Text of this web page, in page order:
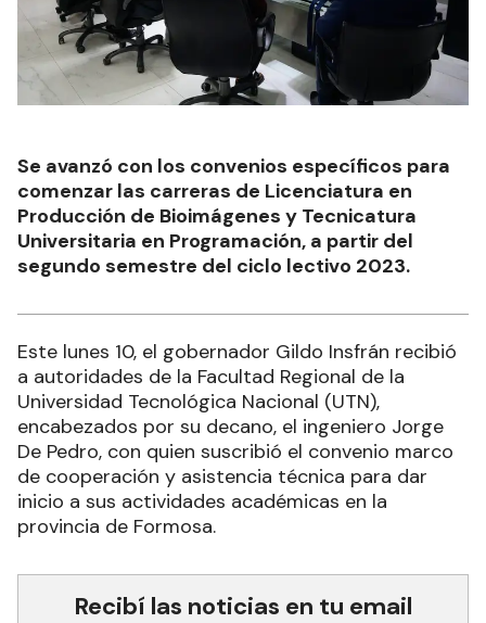
Se avanzó con los convenios específicos para
comenzar las carreras de Licenciatura en
Producción de Bioimágenes y Tecnicatura
Universitaria en Programación, a partir del
segundo semestre del ciclo lectivo 2023.
Este lunes 10, el gobernador Gildo Insfrán recibió
a autoridades de la Facultad Regional de la
Universidad Tecnológica Nacional (UTN),
encabezados por su decano, el ingeniero Jorge
De Pedro, con quien suscribió el convenio marco
de cooperación y asistencia técnica para dar
inicio a sus actividades académicas en la
provincia de Formosa.
Recibí las noticias en tu email